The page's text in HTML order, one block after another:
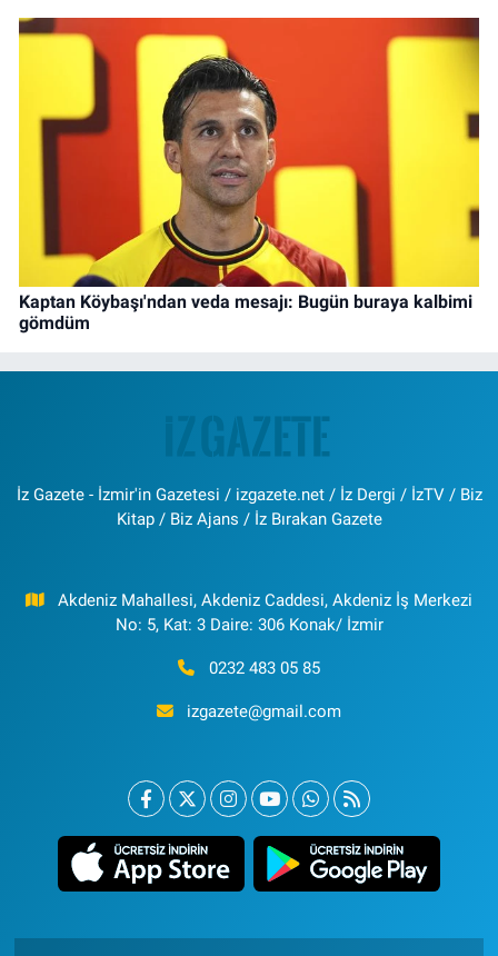
Kaptan Köybaşı'ndan veda mesajı: Bugün buraya kalbimi
gömdüm
İz Gazete - İzmir'in Gazetesi / izgazete.net / İz Dergi / İzTV / Biz
Kitap / Biz Ajans / İz Bırakan Gazete
Akdeniz Mahallesi, Akdeniz Caddesi, Akdeniz İş Merkezi
No: 5, Kat: 3 Daire: 306 Konak/ İzmir
0232 483 05 85
izgazete@gmail.com